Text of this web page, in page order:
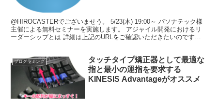
@HIROCASTERでございませう。 5/23(木) 19:00～ パソナテック様
主催による無料セミナーを実施します。 アジャイル開発におけるリ
ーダーシップとは 詳細は上記のURLをご確認いただきたいのです
プログラミング
タッチタイプ矯正器として最適な
指と最小の運指を要求する
KINESIS Advantageがオススメ